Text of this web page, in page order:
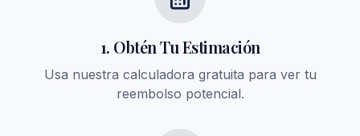
1. Obtén Tu Estimación
Usa nuestra calculadora gratuita para ver tu
reembolso potencial.